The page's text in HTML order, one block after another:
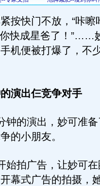
按快门不放，“咔嚓
快成星爸了！”……
机便被打爆了，不
演出仨竞争对手
的演出，妙可准备
的小朋友。
拍广告，让妙可在
幕式广告的拍摄，